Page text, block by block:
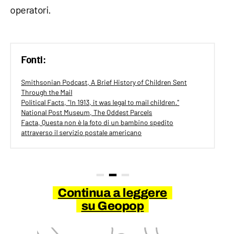
operatori.
Fonti:
Smithsonian Podcast, A Brief History of Children Sent
Through the Mail
Political Facts, "In 1913, it was legal to mail children."
National Post Museum, The Oddest Parcels
Facta, Questa non è la foto di un bambino spedito
attraverso il servizio postale americano
Continua a leggere
su Geopop